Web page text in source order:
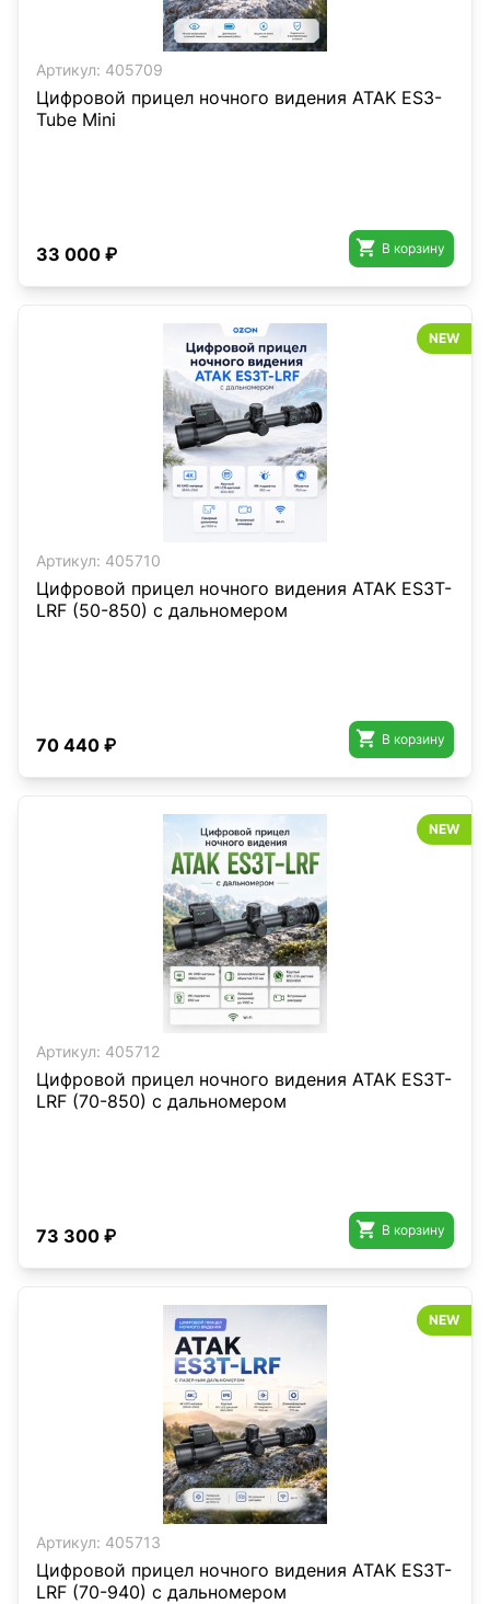
Артикул: 405709
Цифровой прицел ночного видения ATAK ES3-
Tube Mini
33 000 ₽  В корзину
Артикул: 405710
Цифровой прицел ночного видения ATAK ES3T-
LRF (50-850) с дальномером
70 440 ₽  В корзину
NEW
Артикул: 405712
Цифровой прицел ночного видения ATAK ES3T-
LRF (70-850) с дальномером
73 300 ₽  В корзину
NEW
Артикул: 405713
Цифровой прицел ночного видения ATAK ES3T-
LRF (70-940) с дальномером
NEW